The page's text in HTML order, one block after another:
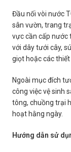
Đầu nối vòi nước
sân vườn, trang
vực cần cấp nước
với dây tưới cây,
giọt hoặc các
Ngoài mục đích
công việc vệ sinh
tông, chuồng trại
hoạt hằng ngày.
Hướng dẫn sử